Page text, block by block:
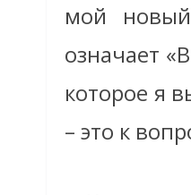
мой
означает
которое я
– это к